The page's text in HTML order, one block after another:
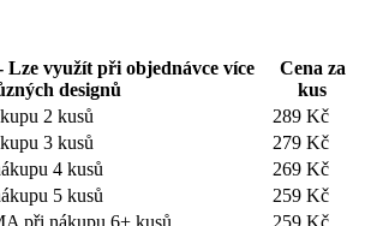
Lze využít při objednávce více
designů
Cena za
kus
2 kusů
289 Kč
3 kusů
279 Kč
4 kusů
269 Kč
5 kusů
259 Kč
při nákupu 6+ kusů
259 Kč